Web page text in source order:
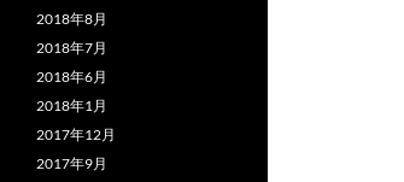
2018年8月
2018年7月
2018年6月
2018年1月
2017年12月
2017年9月